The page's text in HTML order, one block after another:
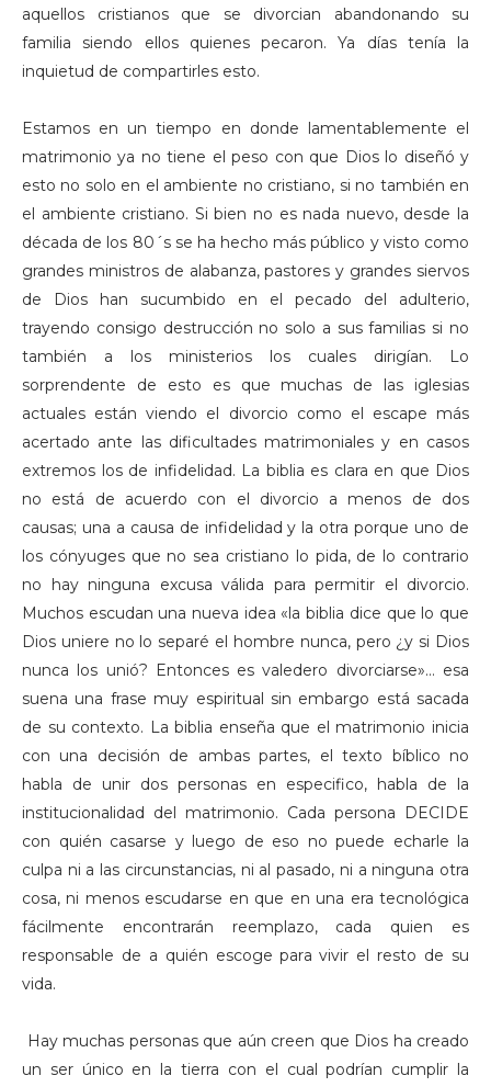
aquellos cristianos que se divorcian abandonando su
familia siendo ellos quienes pecaron. Ya días tenía la
inquietud de compartirles esto.
Estamos en un tiempo en donde lamentablemente el
matrimonio ya no tiene el peso con que Dios lo diseñó y
esto no solo en el ambiente no cristiano, si no también en
el ambiente cristiano. Si bien no es nada nuevo, desde la
década de los 80´s se ha hecho más público y visto como
grandes ministros de alabanza, pastores y grandes siervos
de Dios han sucumbido en el pecado del adulterio,
trayendo consigo destrucción no solo a sus familias si no
también a los ministerios los cuales dirigían. Lo
sorprendente de esto es que muchas de las iglesias
actuales están viendo el divorcio como el escape más
acertado ante las dificultades matrimoniales y en casos
extremos los de infidelidad. La biblia es clara en que Dios
no está de acuerdo con el divorcio a menos de dos
causas; una a causa de infidelidad y la otra porque uno de
los cónyuges que no sea cristiano lo pida, de lo contrario
no hay ninguna excusa válida para permitir el divorcio.
Muchos escudan una nueva idea «la biblia dice que lo que
Dios uniere no lo separé el hombre nunca, pero ¿y si Dios
nunca los unió? Entonces es valedero divorciarse»… esa
suena una frase muy espiritual sin embargo está sacada
de su contexto. La biblia enseña que el matrimonio inicia
con una decisión de ambas partes, el texto bíblico no
habla de unir dos personas en especifico, habla de la
institucionalidad del matrimonio. Cada persona DECIDE
con quién casarse y luego de eso no puede echarle la
culpa ni a las circunstancias, ni al pasado, ni a ninguna otra
cosa, ni menos escudarse en que en una era tecnológica
fácilmente encontrarán reemplazo, cada quien es
responsable de a quién escoge para vivir el resto de su
vida.
Hay muchas personas que aún creen que Dios ha creado
un ser único en la tierra con el cual podrían cumplir la